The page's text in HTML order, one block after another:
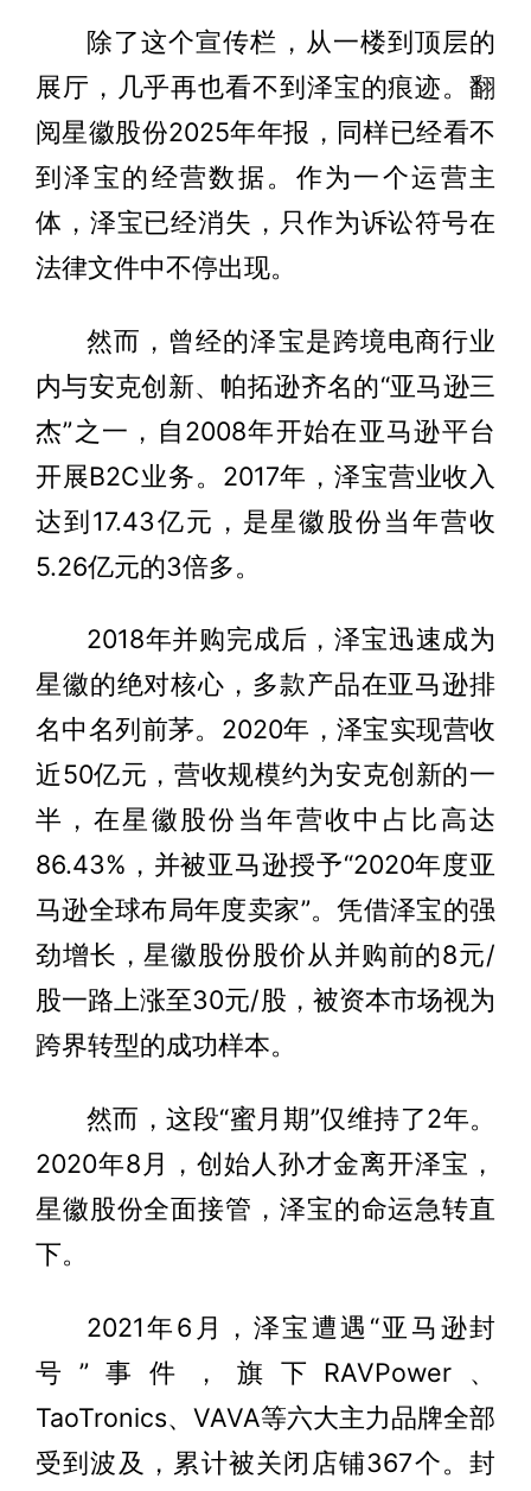
除了这个宣传栏，从一楼到顶层的
展厅，几乎再也看不到泽宝的痕迹。翻
阅星徽股份2025年年报，同样已经看不
到泽宝的经营数据。作为一个运营主
体，泽宝已经消失，只作为诉讼符号在
法律文件中不停出现。
然而，曾经的泽宝是跨境电商行业
内与安克创新、帕拓逊齐名的“亚马逊三
杰”之一，自2008年开始在亚马逊平台
开展B2C业务。2017年，泽宝营业收入
达到17.43亿元，是星徽股份当年营收
5.26亿元的3倍多。
2018年并购完成后，泽宝迅速成为
星徽的绝对核心，多款产品在亚马逊排
名中名列前茅。2020年，泽宝实现营收
近50亿元，营收规模约为安克创新的一
半，在星徽股份当年营收中占比高达
86.43%，并被亚马逊授予“2020年度亚
马逊全球布局年度卖家”。凭借泽宝的强
劲增长，星徽股份股价从并购前的8元/
股一路上涨至30元/股，被资本市场视为
跨界转型的成功样本。
然而，这段“蜜月期”仅维持了2年。
2020年8月，创始人孙才金离开泽宝，
星徽股份全面接管，泽宝的命运急转直
下。
2021年6月，泽宝遭遇“亚马逊封
号”事件，旗下RAVPower、
TaoTronics、VAVA等六大主力品牌全部
受到波及，累计被关闭店铺367个。封